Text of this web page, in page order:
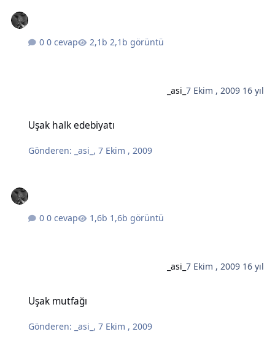
0 cevap 2,1b görüntü
_asi_ 7 Ekim , 2009 16 yıl
Uşak halk edebiyatı
Gönderen: _asi_ ,7 Ekim , 2009
0 cevap 1,6b görüntü
_asi_ 7 Ekim , 2009 16 yıl
Uşak mutfağı
Gönderen: _asi_ ,7 Ekim , 2009